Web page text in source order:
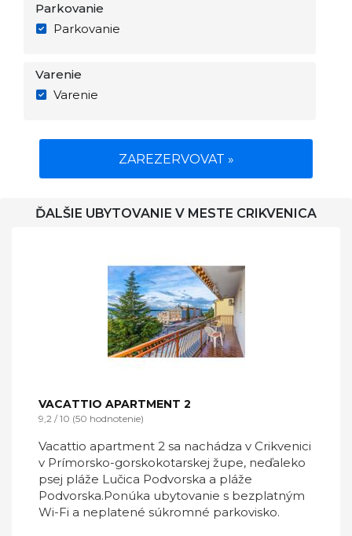
Parkovanie
Parkovanie
Varenie
Varenie
ZAREZERVOVAT »
ĎALŠIE UBYTOVANIE V MESTE CRIKVENICA
VACATTIO APARTMENT 2
9,2 / 10 (50 hodnotenie)
Vacattio apartment 2 sa nachádza v Crikvenici
v Prímorsko-gorskokotarskej župe, neďaleko
psej pláže Lučica Podvorska a pláže
Podvorska.Ponúka ubytovanie s bezplatným
Wi-Fi a neplatené súkromné ​​parkovisko.